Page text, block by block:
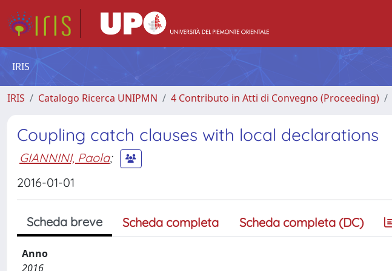
IRIS
IRIS Catalogo Ricerca UNIPMN 4 Contributo in Atti di Convegno (Proceeding)
Coupling catch clauses with local declarations
GIANNINI, Paola;
2016-01-01
Scheda breve Scheda completa Scheda completa (DC)
Anno
2016